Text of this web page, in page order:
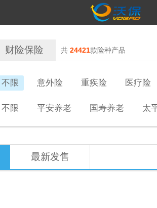
财险保险 共 24421款险种产品
不限 意外险 重疾险 医疗险
不限 平安养老 国寿养老 太
最新发售